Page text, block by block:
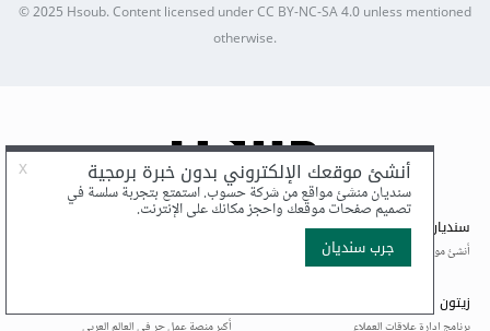
© 2025 Hsoub.Content licensed underCC BY-NC-SA 4.0unless mentioned
otherwise.